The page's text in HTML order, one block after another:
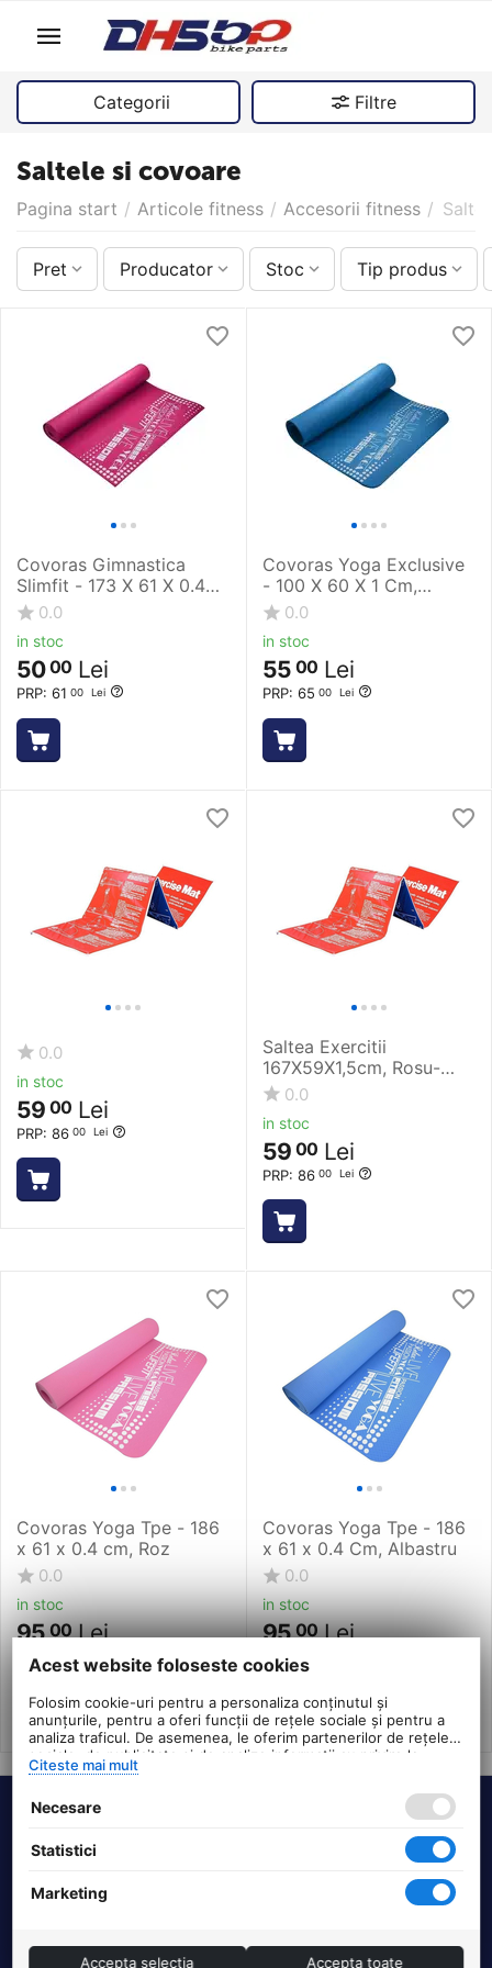
Categorii Filtre
Saltele si covoare
Pagina start / Articole fitness / Accesorii fitness /
Pret Producator Stoc Tip produs
Covoras Gimnastica
Slimfit - 173 X 61 X 0.4
Cm, Roz
0.0
in stoc
PRP: 61 00 Lei
5000 Lei
Covoras Yoga Exclusive
- 100 X 60 X 1 Cm,
Albastru
0.0
in stoc
PRP: 65 00 Lei
55 00 Lei
0.0
in stoc
PRP: 86 00 Lei
59 00 Lei
Saltea Exercitii
167X59X1,5cm, Rosu-
Albastru
0.0
in stoc
PRP: 86 00 Lei
59 00 Lei
Covoras Yoga Tpe - 186
x 61 x 0.4 cm, Roz
0.0
in stoc
PRP:
9500 Lei
Covoras Yoga Tpe - 186
x 61 x 0.4 Cm, Albastru
0.0
in stoc
PRP:
9500 Lei
DHS Bike Parts
Suport clienti
Acest website foloseste cookies
Folosim cookie-uri pentru a personaliza conținutul și
anunțurile, pentru a oferi funcții de rețele sociale și pentru a
analiza traficul. De asemenea, le oferim partenerilor de rețele
sociale, de publicitate și de analize informații cu privire la
modul în care folosiți site-ul nostru. Aceștia le pot combina cu
serviciilor lor.
Citeste mai mult
Necesare
Statistici
Marketing
Accepta selectia Accepta toate